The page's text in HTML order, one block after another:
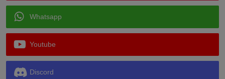
Whatsapp
Youtube
Discord